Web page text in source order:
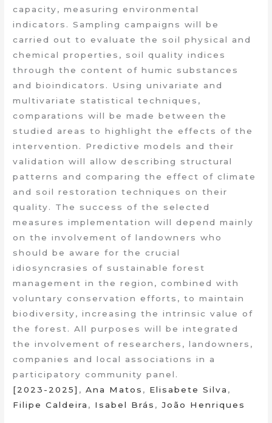
capacity, measuring environmental
indicators. Sampling campaigns will be
carried out to evaluate the soil physical and
chemical properties, soil quality indices
through the content of humic substances
and bioindicators. Using univariate and
multivariate statistical techniques,
comparations will be made between the
studied areas to highlight the effects of the
intervention. Predictive models and their
validation will allow describing structural
patterns and comparing the effect of climate
and soil restoration techniques on their
quality. The success of the selected
measures implementation will depend mainly
on the involvement of landowners who
should be aware for the crucial
idiosyncrasies of sustainable forest
management in the region, combined with
voluntary conservation efforts, to maintain
biodiversity, increasing the intrinsic value of
the forest. All purposes will be integrated
the involvement of researchers, landowners,
companies and local associations in a
participatory community panel.
[2023-2025] ,Ana Matos , Elisabete Silva ,
Filipe Caldeira , Isabel Brás ,João Henriques